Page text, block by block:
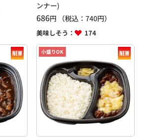
ンナー)
686円 （税込：740円）
美味しそう： 174
小盛りOK